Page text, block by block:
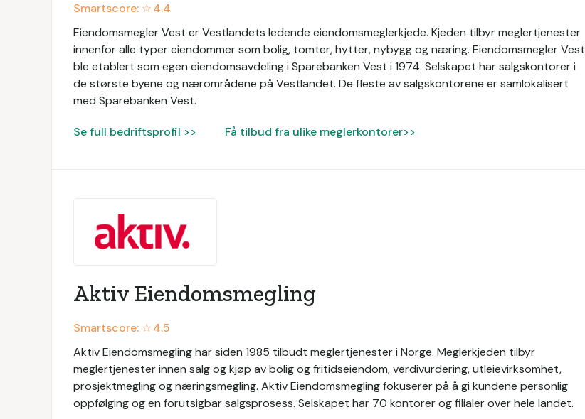
Smartscore: ☆4.4
Eiendomsmegler Vest er Vestlandets ledende eiendomsmeglerkjede. Kjeden tilbyr meglertjenester
innenfor alle typer eiendommer som bolig, tomter, hytter, nybygg og næring. Eiendomsmegler Vest
ble etablert som egen eiendomsavdeling i Sparebanken Vest i 1974. Selskapet har salgskontorer i
de største byene og nærområdene på Vestlandet. De fleste av salgskontorene er samlokalisert
med Sparebanken Vest.
Se full bedriftsprofil >> Få tilbud fra ulike meglerkontorer>>
Aktiv Eiendomsmegling
Smartscore: ☆4.5
Aktiv Eiendomsmegling har siden 1985 tilbudt meglertjenester i Norge. Meglerkjeden tilbyr
meglertjenester innen salg og kjøp av bolig og fritidseiendom, verdivurdering, utleievirksomhet,
prosjektmegling og næringsmegling. Aktiv Eiendomsmegling fokuserer på å gi kundene personlig
oppfølging og en forutsigbar salgsprosess. Selskapet har 70 kontorer og filialer over hele landet.